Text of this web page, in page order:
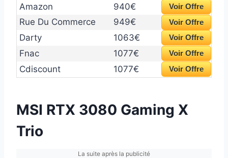
Amazon
940€ Voir Offre
Rue Du Commerce 949€ Voir Offre
Darty 1063€ Voir Offre
Fnac 1077€ Voir Offre
Cdiscount 1077€ Voir Offre
MSI RTX 3080 Gaming X
Trio
La suite après la publicité